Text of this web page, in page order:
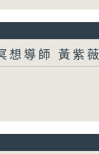
想導師 黃紫薇